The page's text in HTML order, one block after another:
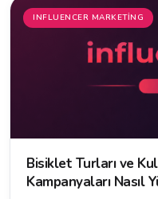
INFLUENCER MARKETING
Bisiklet Turları ve
Kampanyaları Nasıl